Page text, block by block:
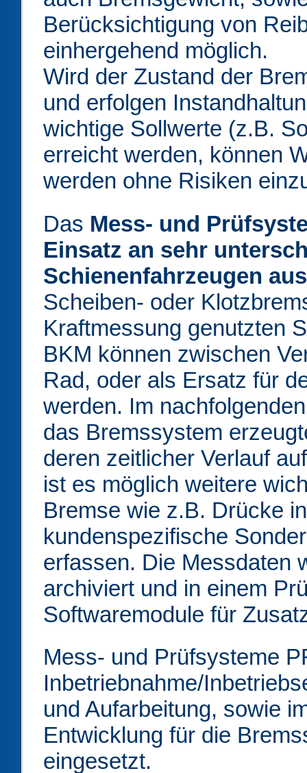
Berücksichtigung von
einhergehend möglich.
Wird der Zustand der
und erfolgen
wichtige Sollwerte (z.B.
erreicht werden, können
werden ohne Risiken
Das Mess- und
Einsatz an sehr
Schienenfahrzeugen
Scheiben- oder
Kraftmessung genutzten
BKM können zwischen
Rad, oder als Ersatz für
werden. Im
das Bremssystem
deren zeitlicher Verlauf
ist es möglich weitere
Bremse wie z.B. Drücke
kundenspezifische
erfassen. Die Messdaten
archiviert und in einem
Softwaremodule für
Mess- und Prüfsysteme
Inbetriebnahme/
und Aufarbeitung, sowie
Entwicklung für die
eingesetzt.